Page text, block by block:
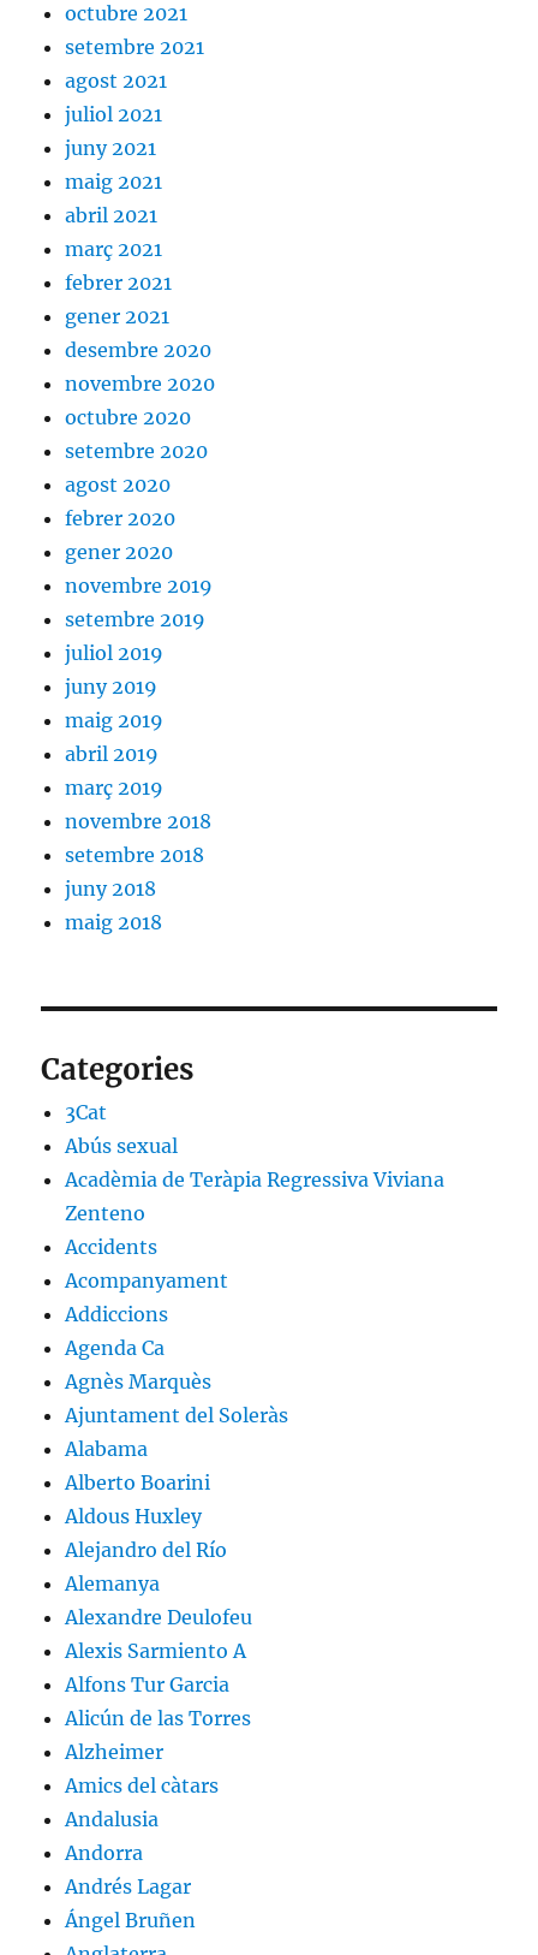
octubre 2021
setembre 2021
agost 2021
juliol 2021
juny 2021
maig 2021
abril 2021
març 2021
febrer 2021
gener 2021
desembre 2020
novembre 2020
octubre 2020
setembre 2020
agost 2020
febrer 2020
gener 2020
novembre 2019
setembre 2019
juliol 2019
juny 2019
maig 2019
abril 2019
març 2019
novembre 2018
setembre 2018
juny 2018
maig 2018
Categories
3Cat
Abús sexual
Acadèmia de Teràpia Regressiva Viviana
Zenteno
Accidents
Acompanyament
Addiccions
Agenda Ca
Agnès Marquès
Ajuntament del Soleràs
Alabama
Alberto Boarini
Aldous Huxley
Alejandro del Río
Alemanya
Alexandre Deulofeu
Alexis Sarmiento A
Alfons Tur Garcia
Alicún de las Torres
Alzheimer
Amics del càtars
Andalusia
Andorra
Andrés Lagar
Ángel Bruñen